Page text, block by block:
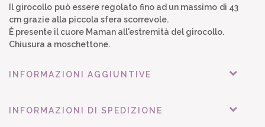
Il girocollo può essere regolato fino ad un massimo di 43
cm grazie alla piccola sfera scorrevole.
È presente il cuore Maman all'estremità del girocollo.
Chiusura a moschettone.
INFORMAZIONI AGGIUNTIVE
INFORMAZIONI DI SPEDIZIONE